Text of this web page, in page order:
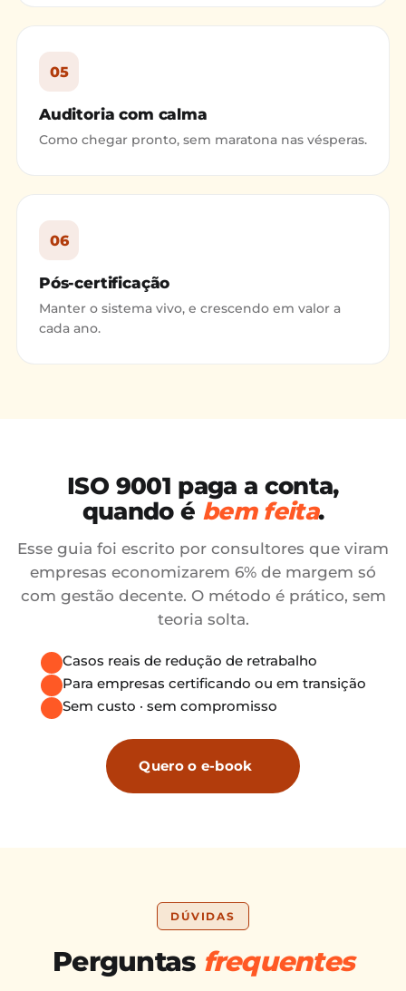
05
Auditoria com calma
Como chegar pronto, sem maratona nas vésperas.
06
Pós-certificação
Manter o sistema vivo, e crescendo em valor a
cada ano.
ISO 9001 paga a conta,
quando é bem feita.
Esse guia foi escrito por consultores que viram
empresas economizarem 6% de margem só
com gestão decente. O método é prático, sem
teoria solta.
Casos reais de redução de retrabalho
Para empresas certificando ou em transição
Sem custo · sem compromisso
Quero o e-book
DÚVIDAS
Perguntas frequentes